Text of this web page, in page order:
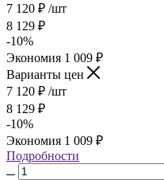
7 120 ₽ /шт
8 129 ₽
-10%
Экономия 1 009 ₽
Варианты цен
7 120 ₽ /шт
8 129 ₽
-10%
Экономия 1 009 ₽
Подробности